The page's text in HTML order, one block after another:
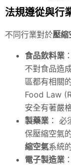
法規遵從與行
不同行業對於壓縮
食品飲料業
不對食品造
區都有相關
Food Law
安全有著嚴
製藥業 ： 必
保壓縮空氣
縮空氣系統
電子製造業